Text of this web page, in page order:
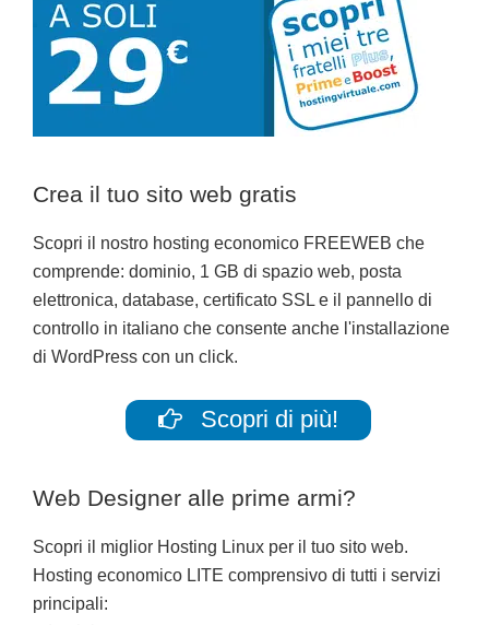
Crea il tuo sito web gratis
Scopri il nostro hosting economico FREEWEB che
comprende: dominio, 1 GB di spazio web, posta
elettronica, database, certificato SSL e il pannello di
controllo in italiano che consente anche l'installazione
di WordPress con un click.
Scopri di più!
Web Designer alle prime armi?
Scopri il miglior Hosting Linux per il tuo sito web.
Hosting economico LITE comprensivo di tutti i servizi
principali: